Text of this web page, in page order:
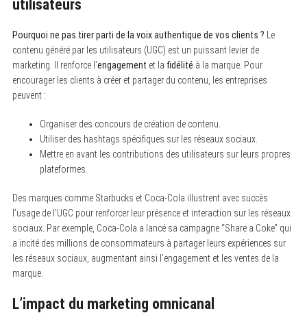
utilisateurs
Pourquoi ne pas tirer parti de la voix authentique de vos clients ? Le
contenu généré par les utilisateurs (UGC) est un puissant levier de
marketing. Il renforce l’engagement et la fidélité à la marque. Pour
encourager les clients à créer et partager du contenu, les entreprises
peuvent :
Organiser des concours de création de contenu.
Utiliser des hashtags spécifiques sur les réseaux sociaux.
Mettre en avant les contributions des utilisateurs sur leurs propres
plateformes.
Des marques comme Starbucks et Coca-Cola illustrent avec succès
l’usage de l’UGC pour renforcer leur présence et interaction sur les réseaux
sociaux. Par exemple, Coca-Cola a lancé sa campagne “Share a Coke” qui
a incité des millions de consommateurs à partager leurs expériences sur
les réseaux sociaux, augmentant ainsi l’engagement et les ventes de la
marque.
L’impact du marketing omnicanal